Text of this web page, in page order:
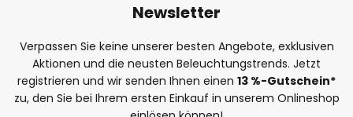
Newsletter
Verpassen Sie keine unserer besten Angebote, exklusiven
Aktionen und die neusten Beleuchtungstrends. Jetzt
registrieren und wir senden Ihnen einen 13 %-Gutschein*
zu, den Sie bei Ihrem ersten Einkauf in unserem Onlineshop